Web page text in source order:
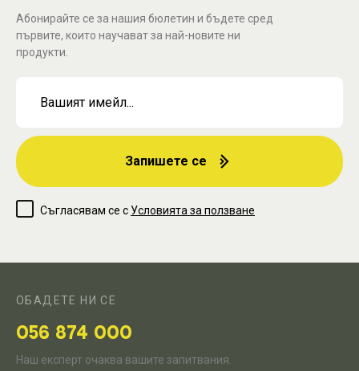
Абонирайте се за нашия бюлетин и бъдете сред
първите, които научават за най-новите ни
продукти.
Запишете се
Съгласявам се с Условията за ползване
ОБАДЕТЕ НИ СЕ
056 874 000
Наш експерт очаква вашите запитвания.